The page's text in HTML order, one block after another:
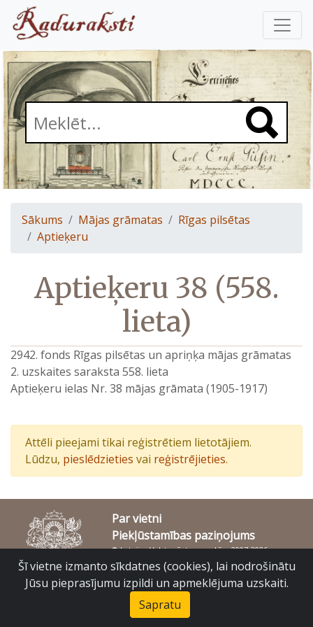
Sākums Mājas grāmatas
Rīgas pilsētas
Aptieķeru
Aptieķeru 38 (558.
lieta)
2942. fonds Rīgas pilsētas un apriņķa mājas grāmatas
2. uzskaites saraksta 558. lieta
Aptieķeru ielas Nr. 38 mājas grāmata (1905-1917)
Attēli pieejami tikai reģistrētiem lietotājiem.
Lūdzu, pieslēdzieties vai reģistrējieties.
Par vietni
Piekļūstamības paziņojums
© Latvijas Valsts vēstures arhīvs 2007-2026
Slokas iela 16, Rīga, LV – 1048
Šī vietne izmanto sīkdatnes (cookies), lai nodrošinātu
Jūsu pieprasījumu izpildi un apmeklējuma uzskaiti.
Sapratu